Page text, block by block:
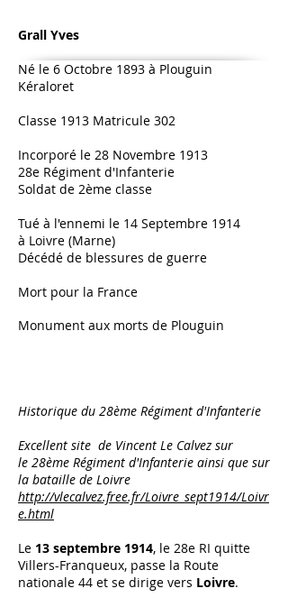
Grall Yves
Né le 6 Octobre 1893 à Plouguin
Kéraloret
Classe 1913 Matricule 302
Incorporé le 28 Novembre 1913
28e Régiment d'Infanterie
Soldat de 2ème classe
Tué à l'ennemi le 14 Septembre 1914
à Loivre (Marne)
Décédé de blessures de guerre
Mort pour la France
Monument aux morts de Plouguin
Historique du 28ème Régiment d'Infanterie
Excellent site de Vincent Le Calvez sur
le 28ème Régiment d'Infanterie ainsi que sur
la bataille de Loivre
http://vlecalvez.free.fr/Loivre_sept1914/Loivr
e.html
Le 13 septembre 1914, le 28e RI quitte
Villers-Franqueux, passe la Route
nationale 44 et se dirige vers Loivre.